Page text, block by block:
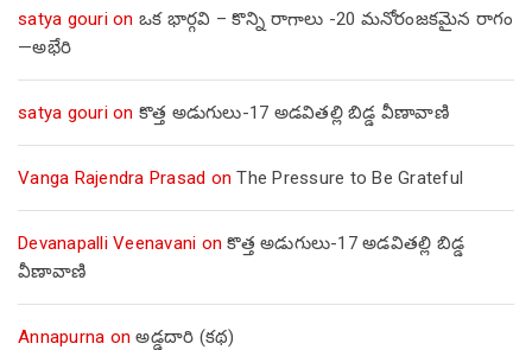
satya gourion ఒక భార్గవి – కొన్ని రాగాలు -20 మనోరంజకమైన రాగం
—అభేరి
satya gourion కొత్త అడుగులు-17 అడవితల్లి బిడ్డ వీణావాణి
Vanga Rajendra Prasad onThe Pressure to Be Grateful
Devanapalli Veenavani onకొత్త అడుగులు-17 అడవితల్లి బిడ్డ
వీణావాణి
Annapurna onఅడ్డదారి (కథ)